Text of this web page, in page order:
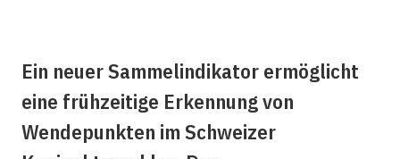
Ein neuer Sammelindikator ermöglicht
eine frühzeitige Erkennung von
Wendepunkten im Schweizer